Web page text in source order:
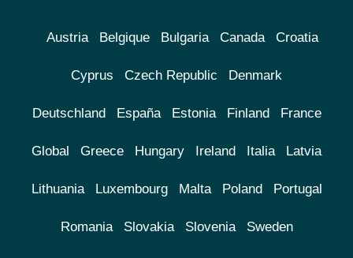
Austria Belgique Bulgaria Canada Croatia
Cyprus Czech Republic Denmark
Deutschland España Estonia Finland France
Global Greece Hungary Ireland Italia Latvia
Lithuania Luxembourg Malta Poland Portugal
Romania Slovakia Slovenia Sweden